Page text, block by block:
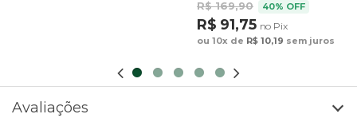
Fundo Marrom
R$ 169,90 40% OFF
R$ 91,75 no Pix
ou 10x de R$ 10,19 sem juros
Avaliações